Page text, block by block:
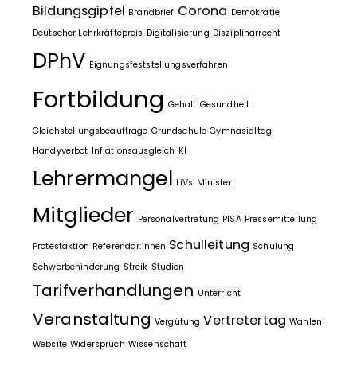
Bildungsgipfel Brandbrief Corona Demokratie
Deutscher Lehrkräftepreis Digitalisierung Disziplinarrecht
DPhV Eignungsfeststellungsverfahren
Fortbildung Gehalt Gesundheit
Gleichstellungsbeauftrage Grundschule Gymnasialtag
Handyverbot Inflationsausgleich KI
Lehrermangel LiVs Minister
Mitglieder Personalvertretung PISA Pressemitteilung
Protestaktion Referendar:innen Schulleitung Schulung
Schwerbehinderung Streik Studien
Tarifverhandlungen Unterricht
Veranstaltung Vergütung Vertretertag Wahlen
Website Widerspruch Wissenschaft